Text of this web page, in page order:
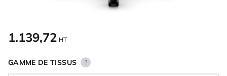
1.139,72 HT
GAMME DE TISSUS ?